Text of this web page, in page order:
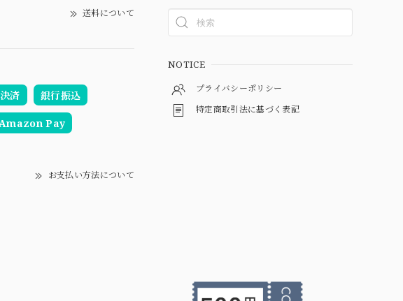
送料について
済 銀行振込
Pay
お支払い方法について
NOTICE
プライバシーポリシー
特定商取引法に基づく表記